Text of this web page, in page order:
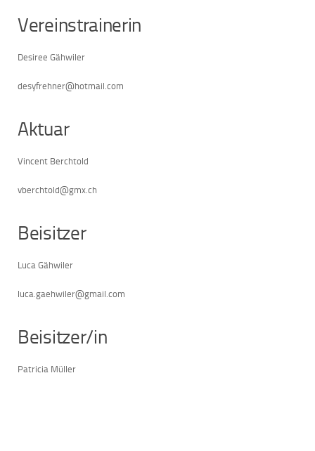
Vereinstrainerin
Desiree Gähwiler
desyfrehner@hotmail.com
Aktuar
Vincent Berchtold
vberchtold@gmx.ch
Beisitzer
Luca Gähwiler
luca.gaehwiler@gmail.com
Beisitzer/in
Patricia Müller